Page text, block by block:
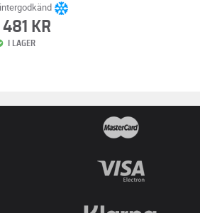
481 KR
I LAGER